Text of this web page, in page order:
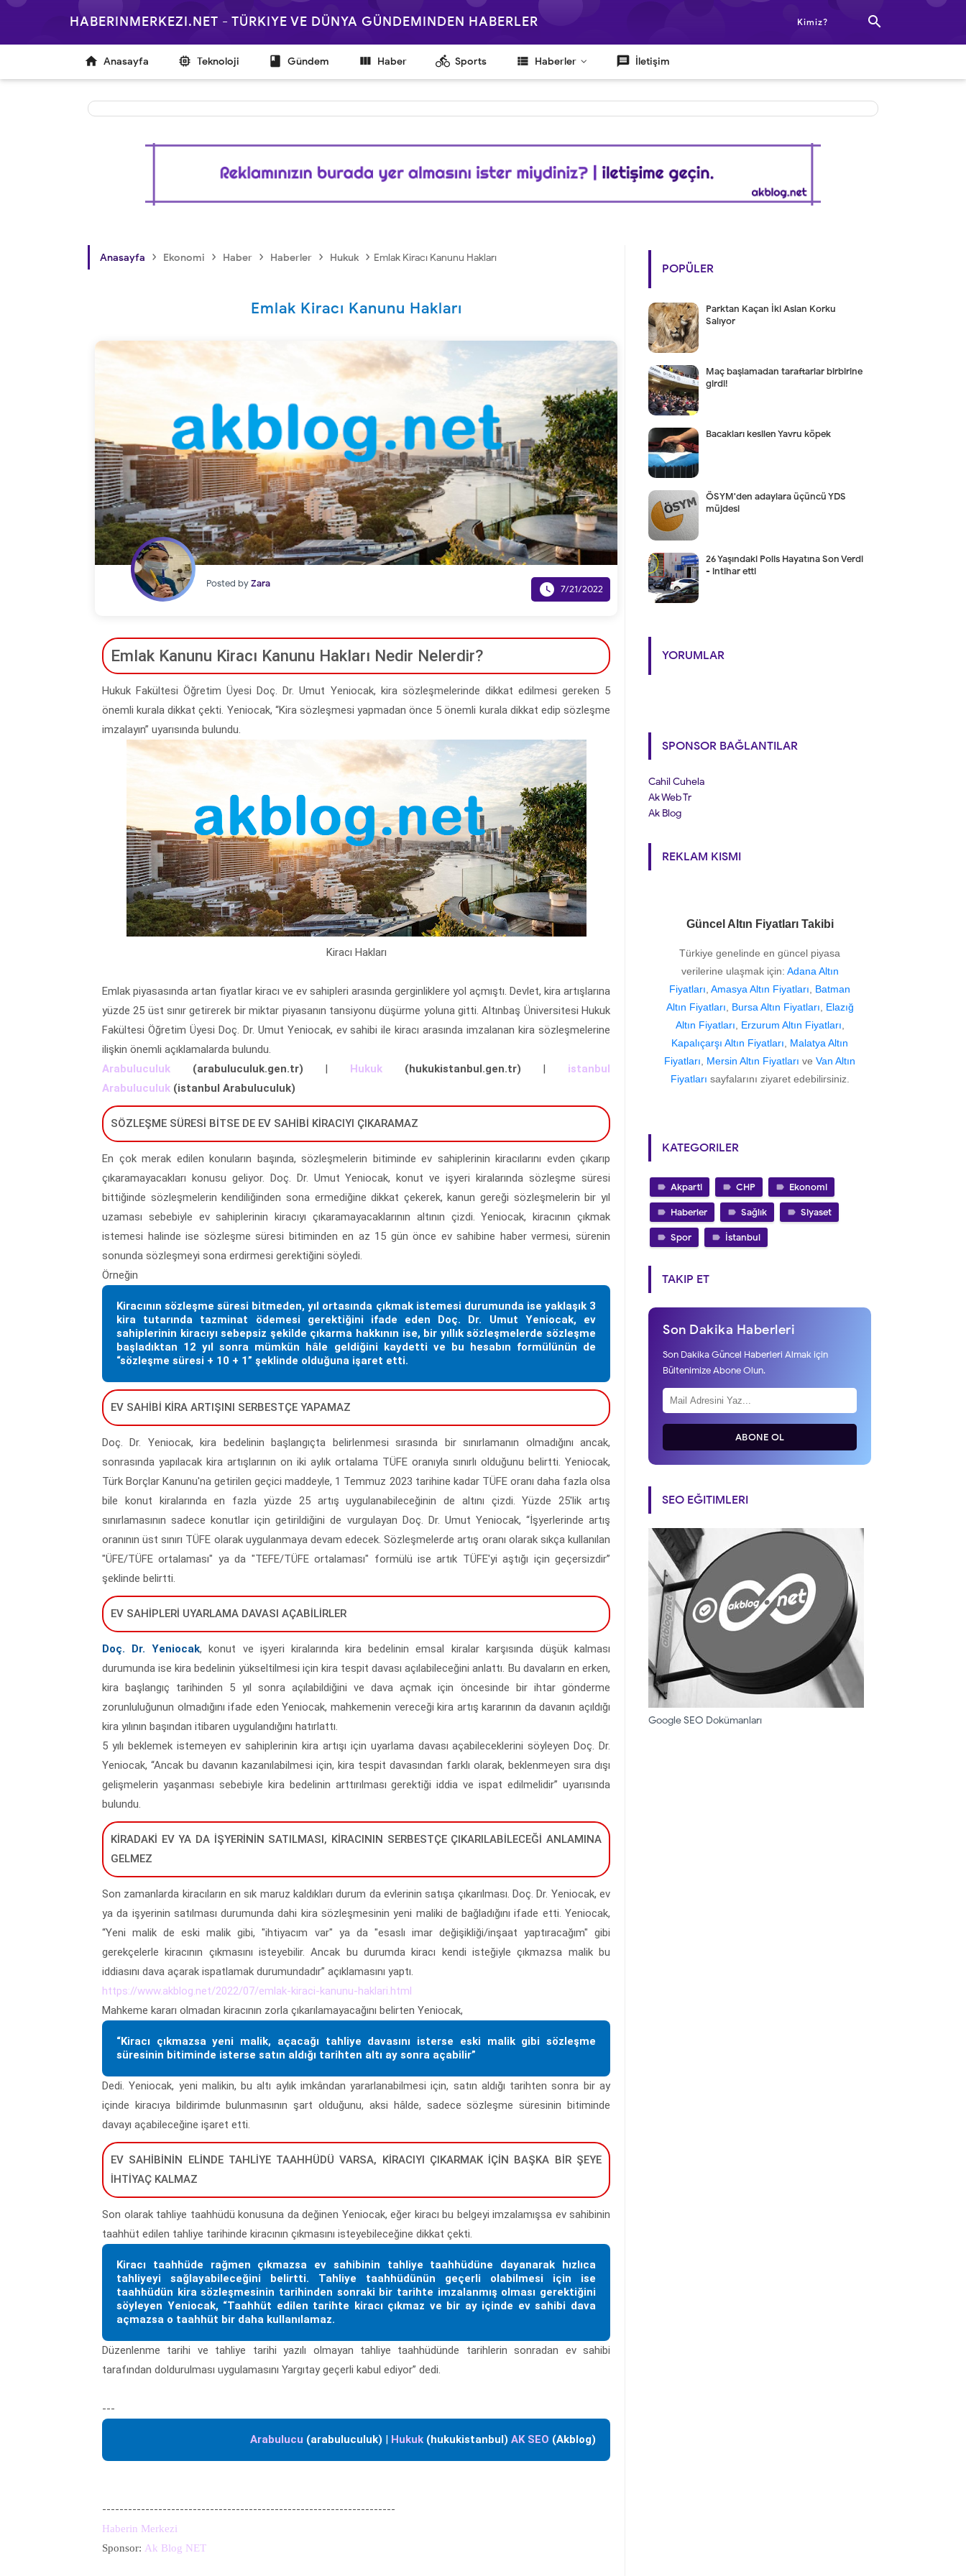
HABERINMERKEZI.NET - TÜRKIYE VE DÜNYA GÜNDEMINDEN HABERLER 
Kimiz?
 Anasayfa  Teknoloji  Gündem  Haber directions_bike Sports view_list Haberler message İletişim
Anasayfa › Ekonomi › Haber › Haberler › Hukuk › Emlak Kiracı Kanunu Hakları
Emlak Kiracı Kanunu Hakları
Posted byZara  7/21/2022
Emlak Kanunu Kiracı Kanunu Hakları Nedir Nelerdir?
Hukuk Fakültesi Öğretim Üyesi Doç. Dr. Umut Yeniocak, kira sözleşmelerinde dikkat edilmesi gereken 5
önemli kurala dikkat çekti. Yeniocak, “Kira sözleşmesi yapmadan önce 5 önemli kurala dikkat edip sözleşme
imzalayın” uyarısında bulundu.
Kiracı Hakları
Emlak piyasasında artan fiyatlar kiracı ve ev sahipleri arasında gerginliklere yol açmıştı. Devlet, kira artışlarına
yüzde 25 üst sınır getirerek bir miktar piyasanın tansiyonu düşürme yoluna gitti. Altınbaş Üniversitesi Hukuk
Fakültesi Öğretim Üyesi Doç. Dr. Umut Yeniocak, ev sahibi ile kiracı arasında imzalanan kira sözleşmelerine
ilişkin önemli açıklamalarda bulundu.
Arabuluculuk (arabuluculuk.gen.tr) | Hukuk (hukukistanbul.gen.tr) | istanbul
Arabuluculuk (istanbul Arabuluculuk)
SÖZLEŞME SÜRESİ BİTSE DE EV SAHİBİ KİRACIYI ÇIKARAMAZ
En çok merak edilen konuların başında, sözleşmelerin bitiminde ev sahiplerinin kiracılarını evden çıkarıp
çıkaramayacakları konusu geliyor. Doç. Dr. Umut Yeniocak, konut ve işyeri kiralarında sözleşme süresi
bittiğinde sözleşmelerin kendiliğinden sona ermediğine dikkat çekerek, kanun gereği sözleşmelerin bir yıl
uzaması sebebiyle ev sahiplerinin kiracıyı çıkaramayacaklarının altının çizdi. Yeniocak, kiracının çıkmak
istemesi halinde ise sözleşme süresi bitiminden en az 15 gün önce ev sahibine haber vermesi, sürenin
sonunda sözleşmeyi sona erdirmesi gerektiğini söyledi.
Örneğin
Kiracının sözleşme süresi bitmeden, yıl ortasında çıkmak istemesi durumunda ise yaklaşık 3
kira tutarında tazminat ödemesi gerektiğini ifade eden Doç. Dr. Umut Yeniocak, ev
sahiplerinin kiracıyı sebepsiz şekilde çıkarma hakkının ise, bir yıllık sözleşmelerde sözleşme
başladıktan 12 yıl sonra mümkün hâle geldiğini kaydetti ve bu hesabın formülünün de
“sözleşme süresi + 10 + 1” şeklinde olduğuna işaret etti.
EV SAHİBİ KİRA ARTIŞINI SERBESTÇE YAPAMAZ
Doç. Dr. Yeniocak, kira bedelinin başlangıçta belirlenmesi sırasında bir sınırlamanın olmadığını ancak,
sonrasında yapılacak kira artışlarının on iki aylık ortalama TÜFE oranıyla sınırlı olduğunu belirtti. Yeniocak,
Türk Borçlar Kanunu'na getirilen geçici maddeyle, 1 Temmuz 2023 tarihine kadar TÜFE oranı daha fazla olsa
bile konut kiralarında en fazla yüzde 25 artış uygulanabileceğinin de altını çizdi. Yüzde 25'lik artış
sınırlamasının sadece konutlar için getirildiğini de vurgulayan Doç. Dr. Umut Yeniocak, “İşyerlerinde artış
oranının üst sınırı TÜFE olarak uygulanmaya devam edecek. Sözleşmelerde artış oranı olarak sıkça kullanılan
"ÜFE/TÜFE ortalaması" ya da "TEFE/TÜFE ortalaması" formülü ise artık TÜFE'yi aştığı için geçersizdir”
şeklinde belirtti.
EV SAHİPLERİ UYARLAMA DAVASI AÇABİLİRLER
Doç. Dr. Yeniocak, konut ve işyeri kiralarında kira bedelinin emsal kiralar karşısında düşük kalması
durumunda ise kira bedelinin yükseltilmesi için kira tespit davası açılabileceğini anlattı. Bu davaların en erken,
kira başlangıç tarihinden 5 yıl sonra açılabildiğini ve dava açmak için öncesinde bir ihtar gönderme
zorunluluğunun olmadığını ifade eden Yeniocak, mahkemenin vereceği kira artış kararının da davanın açıldığı
kira yılının başından itibaren uygulandığını hatırlattı.
5 yılı beklemek istemeyen ev sahiplerinin kira artışı için uyarlama davası açabileceklerini söyleyen Doç. Dr.
Yeniocak, “Ancak bu davanın kazanılabilmesi için, kira tespit davasından farklı olarak, beklenmeyen sıra dışı
gelişmelerin yaşanması sebebiyle kira bedelinin arttırılması gerektiği iddia ve ispat edilmelidir” uyarısında
bulundu.
KİRADAKİ EV YA DA İŞYERİNİN SATILMASI, KİRACININ SERBESTÇE ÇIKARILABİLECEĞİ ANLAMINA
GELMEZ
Son zamanlarda kiracıların en sık maruz kaldıkları durum da evlerinin satışa çıkarılması. Doç. Dr. Yeniocak, ev
ya da işyerinin satılması durumunda dahi kira sözleşmesinin yeni maliki de bağladığını ifade etti. Yeniocak,
“Yeni malik de eski malik gibi, "ihtiyacım var" ya da "esaslı imar değişikliği/inşaat yaptıracağım" gibi
gerekçelerle kiracının çıkmasını isteyebilir. Ancak bu durumda kiracı kendi isteğiyle çıkmazsa malik bu
iddiasını dava açarak ispatlamak durumundadır” açıklamasını yaptı.
https://www.akblog.net/2022/07/emlak-kiraci-kanunu-haklari.html
Mahkeme kararı olmadan kiracının zorla çıkarılamayacağını belirten Yeniocak,
“Kiracı çıkmazsa yeni malik, açacağı tahliye davasını isterse eski malik gibi sözleşme
süresinin bitiminde isterse satın aldığı tarihten altı ay sonra açabilir”
Dedi. Yeniocak, yeni malikin, bu altı aylık imkândan yararlanabilmesi için, satın aldığı tarihten sonra bir ay
içinde kiracıya bildirimde bulunmasının şart olduğunu, aksi hâlde, sadece sözleşme süresinin bitiminde
davayı açabileceğine işaret etti.
EV SAHİBİNİN ELİNDE TAHLİYE TAAHHÜDÜ VARSA, KİRACIYI ÇIKARMAK İÇİN BAŞKA BİR ŞEYE
İHTİYAÇ KALMAZ
Son olarak tahliye taahhüdü konusuna da değinen Yeniocak, eğer kiracı bu belgeyi imzalamışsa ev sahibinin
taahhüt edilen tahliye tarihinde kiracının çıkmasını isteyebileceğine dikkat çekti.
Kiracı taahhüde rağmen çıkmazsa ev sahibinin tahliye taahhüdüne dayanarak hızlıca
tahliyeyi sağlayabileceğini belirtti. Tahliye taahhüdünün geçerli olabilmesi için ise
taahhüdün kira sözleşmesinin tarihinden sonraki bir tarihte imzalanmış olması gerektiğini
söyleyen Yeniocak, “Taahhüt edilen tarihte kiracı çıkmaz ve bir ay içinde ev sahibi dava
açmazsa o taahhüt bir daha kullanılamaz.
Düzenlenme tarihi ve tahliye tarihi yazılı olmayan tahliye taahhüdünde tarihlerin sonradan ev sahibi
tarafından doldurulması uygulamasını Yargıtay geçerli kabul ediyor” dedi.
---
Arabulucu (arabuluculuk) | Hukuk (hukukistanbul) AK SEO (Akblog)
--------------------------------------------------------------------
Haberin Merkezi
Sponsor: Ak Blog NET
POPÜLER
Parktan Kaçan İki Aslan Korku
Salıyor
Maç başlamadan taraftarlar birbirine
girdi!
Bacakları kesilen Yavru köpek
ÖSYM'den adaylara üçüncü YDS
müjdesi
26 Yaşındaki Polis Hayatına Son Verdi
- intihar etti
YORUMLAR
SPONSOR BAĞLANTILAR
Cahil Cuhela
Ak Web Tr
Ak Blog
REKLAM KISMI
Güncel Altın Fiyatları Takibi
Türkiye genelinde en güncel piyasa
verilerine ulaşmak için: Adana Altın
Fiyatları, Amasya Altın Fiyatları, Batman
Altın Fiyatları, Bursa Altın Fiyatları, Elazığ
Altın Fiyatları, Erzurum Altın Fiyatları,
Kapalıçarşı Altın Fiyatları, Malatya Altın
Fiyatları, Mersin Altın Fiyatları ve Van Altın
Fiyatları sayfalarını ziyaret edebilirsiniz.
KATEGORILER
Akparti CHP Ekonomi
Haberler Sağlık Siyaset
Spor İstanbul
TAKIP ET
Son Dakika Haberleri
Son Dakika Güncel Haberleri Almak için
Bültenimize Abone Olun.
ABONE OL
SEO EĞITIMLERI
Google SEO Dokümanları